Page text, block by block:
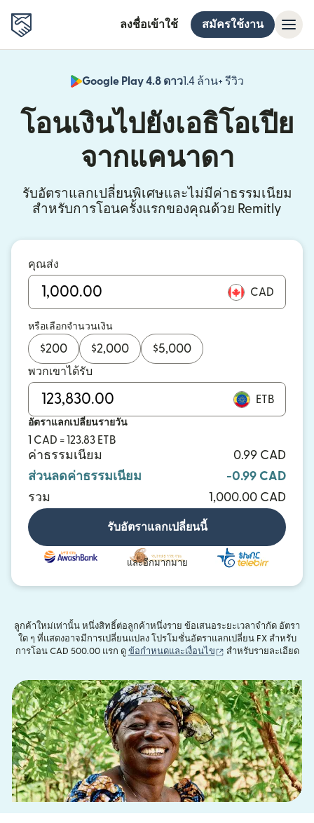
ลงชื่อเข้าใช้ สมัครใช้งาน
Google Play 4.8 ดาว1.4 ล้าน+ รีวิว
(เปิดในหน้าต่
โอนเงินไปยังเอธิโอเปีย
จากแคนาดา
รับอัตราแลกเปลี่ยนพิเศษและไม่มีค่าธรรมเนียม
สำหรับการโอนครั้งแรกของคุณด้วย Remitly
คุณส่ง
CAD
หรือเลือกจำนวนเงิน
$200 $2,000 $5,000
พวกเขาได้รับ
ETB
อัตราแลกเปลี่ยนรายวัน
1 CAD = 123.83 ETB
ค่าธรรมเนียม
0.99 CAD
ส่วนลดค่าธรรมเนียม
-0.99 CAD
รวม
1,000.00 CAD
รับอัตราแลกเปลี่ยนนี้
และอีกมากมาย
ลูกค้าใหม่เท่านั้น หนึ่งสิทธิ์ต่อลูกค้าหนึ่งราย ข้อเสนอระยะเวลาจำกัด อัตรา
ใด ๆ ที่แสดงอาจมีการเปลี่ยนแปลง โปรโมชั่นอัตราแลกเปลี่ยน FX สำหรับ
การโอน CAD 500.00 แรก ดู ข้อกำหนดและเงื่อนไข (เปิดในหน้าต่างใหม่)
สำหรับรายละเอียด